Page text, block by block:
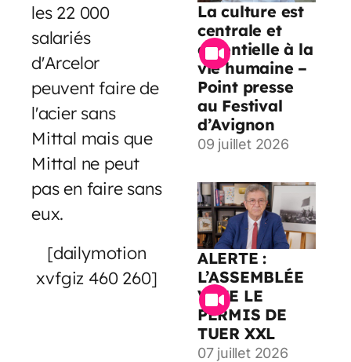
les 22 000
salariés
d'Arcelor
peuvent faire de
l'acier sans
Mittal mais que
Mittal ne peut
pas en faire sans
eux.
[dailymotion
xvfgiz 460 260]
La culture est
centrale et
essentielle à la
vie humaine –
Point presse
au Festival
d’Avignon
09 juillet 2026
ALERTE :
L’ASSEMBLÉE
VOTE LE
PERMIS DE
TUER XXL
07 juillet 2026